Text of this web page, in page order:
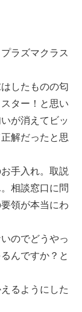
ンが計測
：約１４
）
°〜右 約６
ラズマクラス
したものの匂
ター！と思い
が消えてビッ
解だったと思
手入れ。取説
相談窓口に問
領が本当にわ
のでどうやっ
んですか？と
るようにした